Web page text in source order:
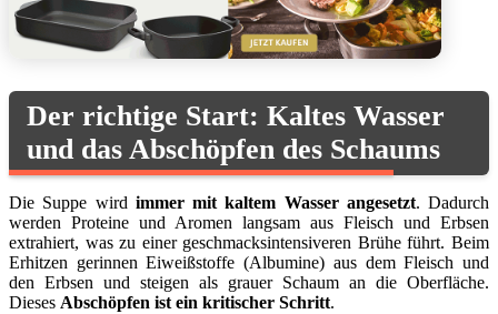
Der richtige Start: Kaltes Wasser
und das Abschöpfen des Schaums
Die Suppe wird immer mit kaltem Wasser angesetzt. Dadurch
werden Proteine und Aromen langsam aus Fleisch und Erbsen
extrahiert, was zu einer geschmacksintensiveren Brühe führt. Beim
Erhitzen gerinnen Eiweißstoffe (Albumine) aus dem Fleisch und
den Erbsen und steigen als grauer Schaum an die Oberfläche.
Dieses Abschöpfen ist ein kritischer Schritt.